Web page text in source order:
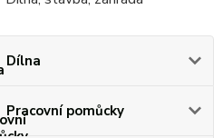
Dílna
Pracovní pomůcky